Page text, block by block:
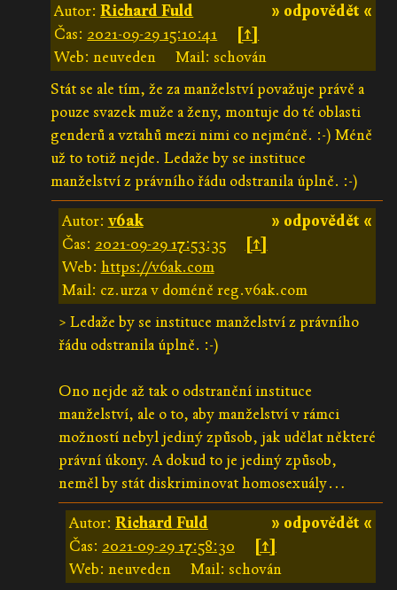
» odpovědět «
Autor:Richard Fuld
Čas: 2021-09-29 15:10:41
[↑]
Web: neuveden
Mail: schován
Stát se ale tím, že za manželství považuje právě a
pouze svazek muže a ženy, montuje do té oblasti
genderů a vztahů mezi nimi co nejméně. :-) Méně
už to totiž nejde. Ledaže by se instituce
manželství z právního řádu odstranila úplně. :-)
» odpovědět «
Autor: v6ak
Čas: 2021-09-29 17:53:35
[↑]
Web: https://v6ak.com
Mail: cz.urza v doméně reg.v6ak.com
> Ledaže by se instituce manželství z právního
řádu odstranila úplně. :-)
Ono nejde až tak o odstranění instituce
manželství, ale o to, aby manželství v rámci
možností nebyl jediný způsob, jak udělat některé
právní úkony. A dokud to je jediný způsob,
neměl by stát diskriminovat homosexuály…
» odpovědět «
Autor: Richard Fuld
Čas: 2021-09-29 17:58:30
[↑]
Web: neuveden
Mail: schován